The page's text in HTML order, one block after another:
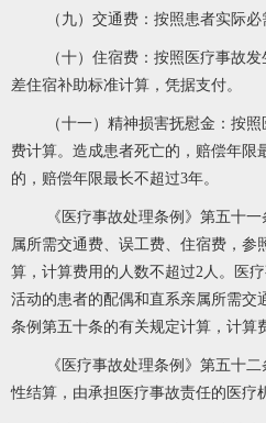
（九）交通费：按照患者实际
（十）住宿费：按照医疗事故
差住宿补助标准计算，凭据支付。
（十一）精神损害抚慰金：按
费计算。造成患者死亡的，赔偿年限
的，赔偿年限最长不超过3年。
《医疗事故处理条例》第五十
属所需交通费、误工费、住宿费，参
算，计算费用的人数不超过2人。医
活动的患者的配偶和直系亲属所需交
条例第五十条的有关规定计算，计算
《医疗事故处理条例》第五十
性结算，由承担医疗事故责任的医疗